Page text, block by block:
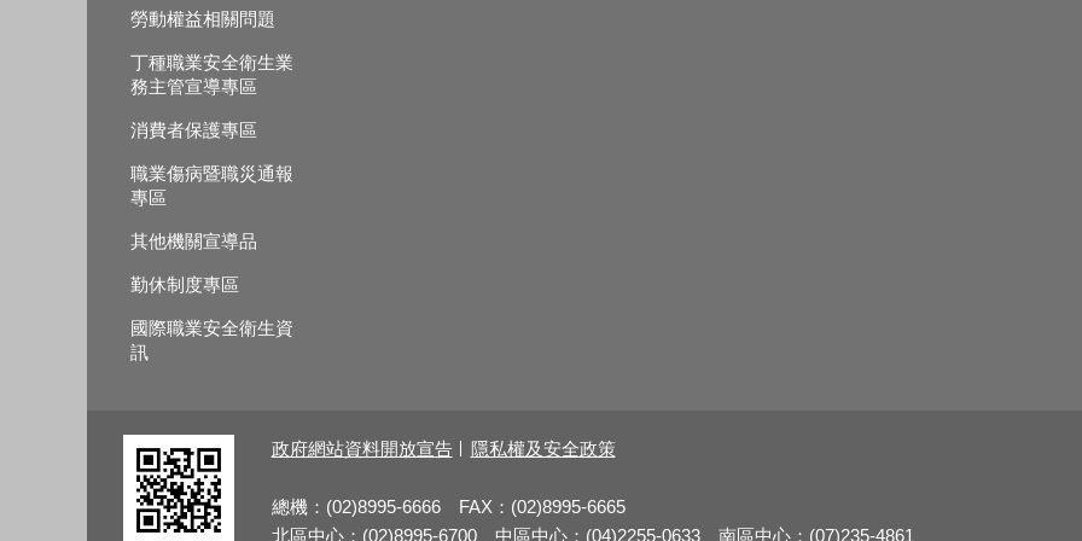
勞動權益相關問題
丁種職業安全衛生業
務主管宣導專區
消費者保護專區
職業傷病暨職災通報
專區
其他機關宣導品
勤休制度專區
國際職業安全衛生資
訊
政府網站資料開放宣告 隱私權及安全政策
總機：(02)8995-6666 FAX：(02)8995-6665
北區中心：(02)8995-6700 中區中心：(04)2255-0633 南區中心：(07)235-4861